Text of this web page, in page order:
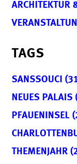
ARCHITEKTUR
TAGS
SANSSOUCI
NEUES PALAIS
PFAUENINSEL
THEMENJAHR